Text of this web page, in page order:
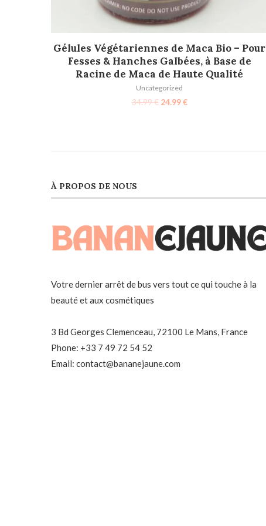
AJOUTER AU PANIER
Gélules Végétariennes de Maca Bio – Pour
Fesses & Hanches Galbées, à Base de
Racine de Maca de Haute Qualité
Uncategorized
34.99€ 24.99€
À PROPOS DE NOUS
Votre dernier arrêt de bus vers tout ce qui touche à la
beauté et aux cosmétiques
3 Bd Georges Clemenceau, 72100 Le Mans, France
Phone: +33 7 49 72 54 52
Email: contact@bananejaune.com